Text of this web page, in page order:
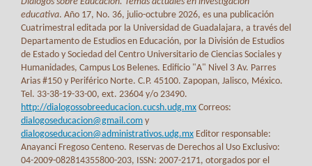
educativa. Año 17, No. 36, julio-octubre 2026, es una publicación
Cuatrimestral editada por la Universidad de Guadalajara, a través del
Departamento de Estudios en Educación, por la División de Estudios
de Estado y Sociedad del Centro Universitario de Ciencias Sociales y
Humanidades, Campus Los Belenes. Edificio "A" Nivel 3 Av. Parres
Arias #150 y Periférico Norte. C.P. 45100. Zapopan, Jalisco, México.
Tel. 33-38-19-33-00, ext. 23604 y/o 23490.
http://dialogossobreeducacion.cucsh.udg.mx Correos:
dialogoseducacion@gmail.com y
dialogoseducacion@administrativos.udg.mx Editor responsable:
Anayanci Fregoso Centeno. Reservas de Derechos al Uso Exclusivo:
04-2009-082814355800-203, ISSN: 2007-2171, otorgados por el